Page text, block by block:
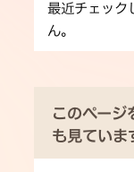
最近チェック
ん。
このページ
も見ていま